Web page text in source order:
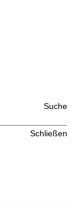
Suche
Schließen